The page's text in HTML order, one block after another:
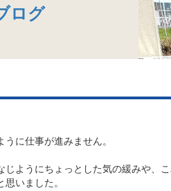
ログ
に仕事が進みません。
ようにちょっとした気の緩みや、
いました。